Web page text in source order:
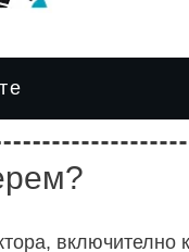
включително